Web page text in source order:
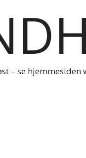
– se hjemmesiden